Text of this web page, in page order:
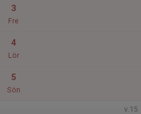
3
Fre
4
Lör
5
Sön
v.15